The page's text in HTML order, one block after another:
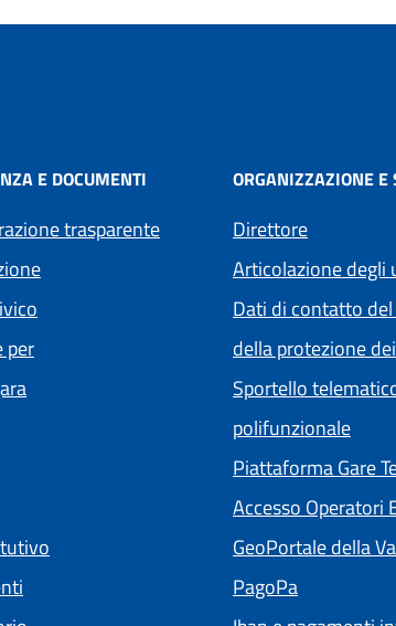
E DOCUMENTI
trasparente
per
(apre in un'altra scheda).
ORGANIZZAZIONE E
Direttore
Articolazione degli
Dati di contatto
della protezione
Sportello
polifunzionale
Piattaforma Gare
Accesso Operatori
GeoPortale della
PagoPa